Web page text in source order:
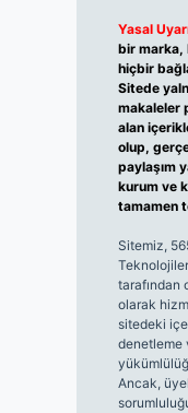
Yasal
bir marka,
hiçbir
Sitede
makaleler
alan
olup,
paylaşım
kurum ve
tamamen
Sitemiz,
tarafından
olarak
sitedeki
denetleme
Ancak,